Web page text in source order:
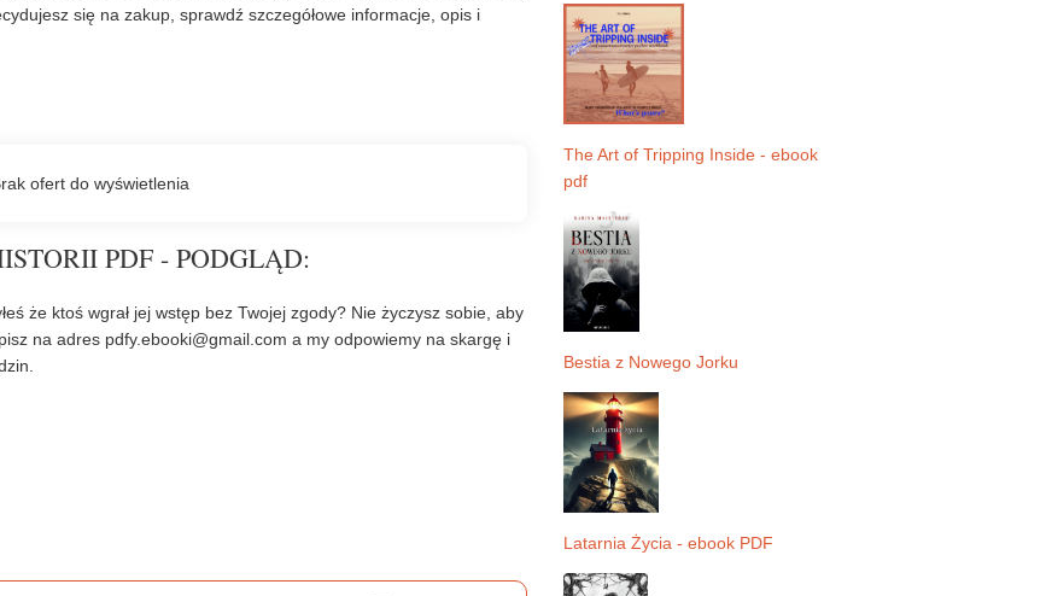
się na zakup, sprawdź szczegółowe informacje, opis i
PDF - PODGLĄD:
że ktoś wgrał jej wstęp bez Twojej zgody? Nie życzysz sobie, aby
na adres pdfy.ebooki@gmail.com a my odpowiemy na skargę i
The Art of Tripping Inside - ebook
pdf
Bestia z Nowego Jorku
Latarnia Życia - ebook PDF